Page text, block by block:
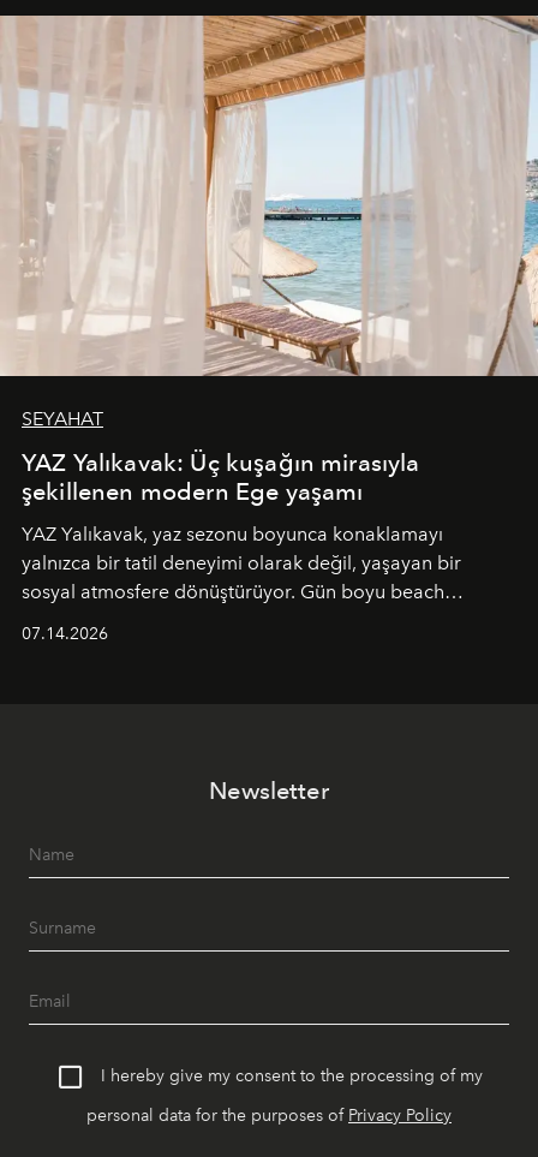
SEYAHAT
YAZ Yalıkavak: Üç kuşağın mirasıyla
şekillenen modern Ege yaşamı
YAZ Yalıkavak, yaz sezonu boyunca konaklamayı
yalnızca bir tatil deneyimi olarak değil, yaşayan bir
sosyal atmosfere dönüştürüyor. Gün boyu beach
geceye taşıyarak her hafta farklı bir deneyim sunuyor.
07.14.2026
Newsletter
I hereby give my consent to the processing of my
personal data for the purposes of Privacy Policy